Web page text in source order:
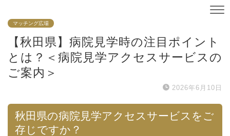
マッチング広場
【秋田県】病院見学時の注目ポイント
とは？＜病院見学アクセスサービスの
ご案内＞
2026年6月10日
秋田県の病院見学アクセスサービスをご
存じですか？